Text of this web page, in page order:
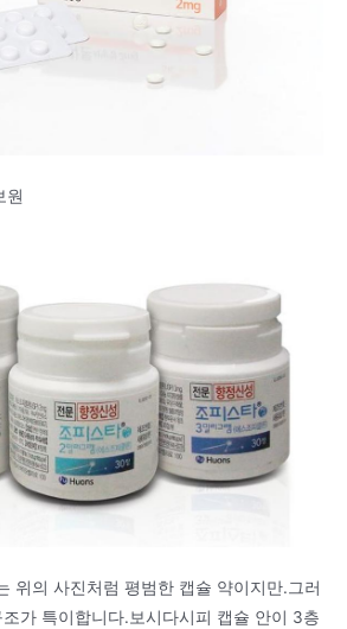
원
위의 사진처럼 평범한 캡슐 약이지만.그러
가 특이합니다.보시다시피 캡슐 안이 3층